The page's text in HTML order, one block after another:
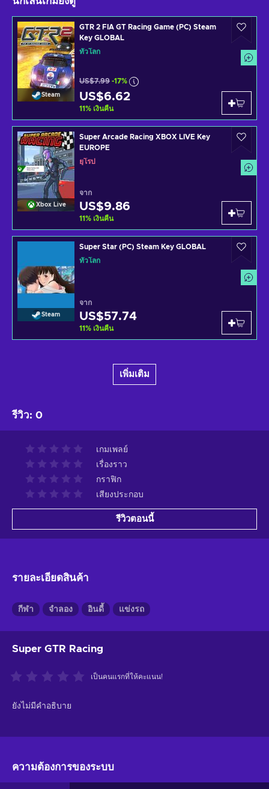
Steam
GTR 2 FIA GT Racing Game (PC) Steam
Key GLOBAL
ทั่วโลก
US$7.99 -17%
US$6.62
11% เงินคืน
Xbox Live
Super Arcade Racing XBOX LIVE Key
EUROPE
ยุโรป
จาก
US$9.86
11% เงินคืน
Steam
Super Star (PC) Steam Key GLOBAL
ทั่วโลก
จาก
US$57.74
11% เงินคืน
เพิ่มเติม
รีวิว: 0
เกมเพลย์
เรื่องราว
กราฟิก
เสียงประกอบ
รีวิวตอนนี้
รายละเอียดสินค้า
กีฬา จำลอง อินดี้ แข่งรถ
Super GTR Racing
เป็นคนแรกที่ให้คะแนน!
ยังไม่มีคำอธิบาย
ความต้องการของระบบ